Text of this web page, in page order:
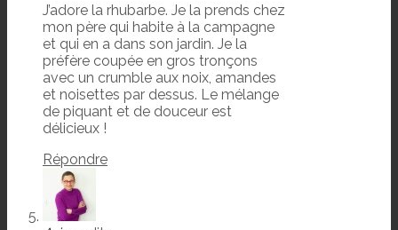
J’adore la rhubarbe. Je la prends chez
mon père qui habite à la campagne
et qui en a dans son jardin. Je la
préfère coupée en gros tronçons
avec un crumble aux noix, amandes
et noisettes par dessus. Le mélange
de piquant et de douceur est
délicieux !
Répondre